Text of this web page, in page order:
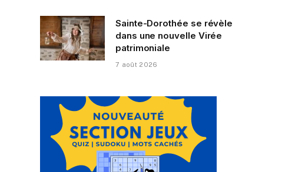
Sainte-Dorothée se révèle
dans une nouvelle Virée
patrimoniale
7 août 2026